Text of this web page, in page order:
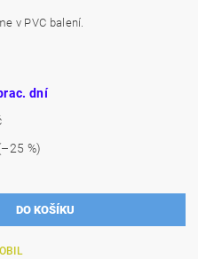
v PVC balení.
dní
%)